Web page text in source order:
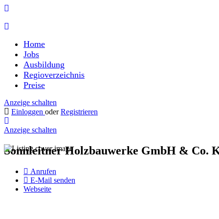
Home
Jobs
Ausbildung
Regioverzeichnis
Preise
Anzeige schalten
Einloggen oder Registrieren
Anzeige schalten
Sonnleitner Holzbauwerke GmbH & Co.
Anrufen
E-Mail senden
Webseite